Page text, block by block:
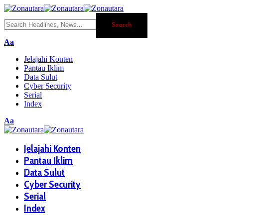
Aa
Jelajahi Konten
Pantau Iklim
Data Sulut
Cyber Security
Serial
Index
Aa
Jelajahi Konten
Pantau Iklim
Data Sulut
Cyber Security
Serial
Index